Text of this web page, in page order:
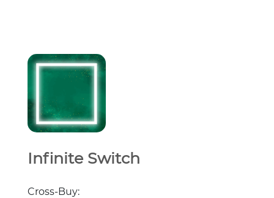
Infinite Switch
Cross-Buy: